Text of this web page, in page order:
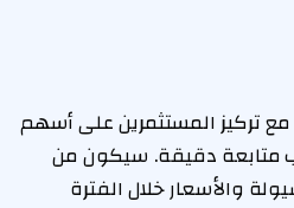
مع تركيز المستثمرين على أسهم
متابعة دقيقة. سيكون من
والأسعار خلال الفترة